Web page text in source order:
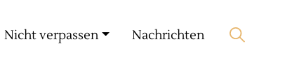
Nicht verpassen Nachrichten